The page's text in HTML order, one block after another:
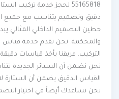
55165818 لحجز خدمة تركيب
دقيق وتصميم يتناسب مع جميع
حطين التصميم الداخلي المثالي يبدأ
والمحكمة. نحن نقدم خدمة قياس
التركيب. فريقنا يأخذ قياسات دقيقة
نحن نضمن أن الستائر الجديدة
القياس الدقيق يضمن أن الستارة لا
نحن نساعدك أيضاً في اختيار